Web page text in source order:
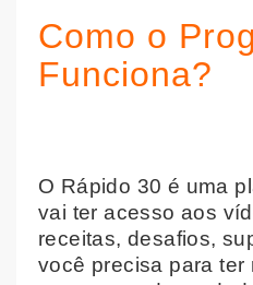
Como o
Funciona?
O Rápido 30 é uma
vai ter acesso aos
receitas, desafios,
você precisa para ter